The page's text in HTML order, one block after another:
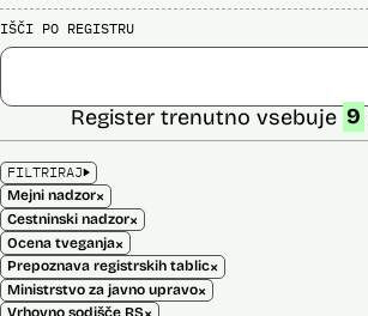
IŠČI PO REGISTRU
FILTRIRAJ
Mejni nadzor×
Cestninski nadzor×
Ocena tveganja×
Prepoznava registrskih tablic×
Ministrstvo za javno upravo×
Register trenutno vsebuje 9